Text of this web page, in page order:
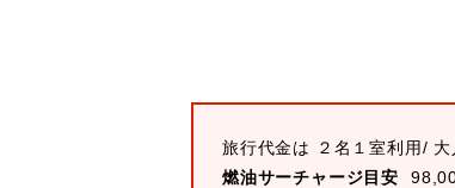
旅行代金は ２名１室利用/
燃油サーチャージ目安